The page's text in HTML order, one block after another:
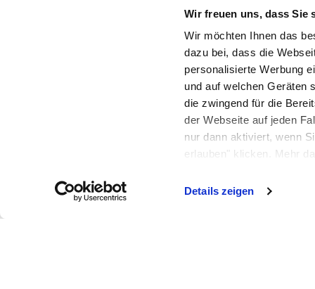
Wir freuen uns, dass Sie
Wir möchten Ihnen das
dazu bei, dass die
personalisierte Werbung
und auf welchen Geräten
die zwingend für die
der Webseite auf jeden
nur dann aktiviert, wenn
erlauben" klicken. Mehr
Details zeigen
0711 - 72 52 30 42 04
Montag bis Freitag: 08:00 – 20:00 Uhr
AWG Card
Filiale finden
Kontakt